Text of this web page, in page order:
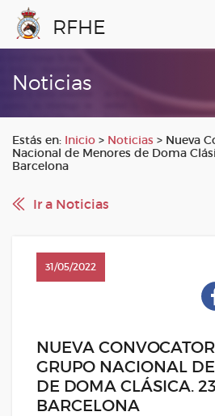
RFHE
Noticias
Estás en: Inicio > Noticias > Nueva
Nacional de Menores de Doma
Barcelona
Ir a Noticias
31/05/2022
NUEVA
GRUPO NACIONAL
DE DOMA CLÁSICA.
BARCELONA